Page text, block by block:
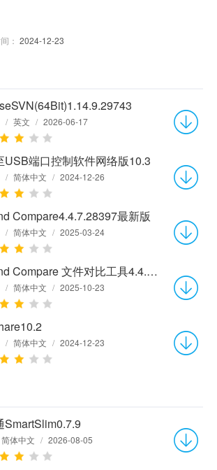
： 2024-12-23
/ 英文 / 2026-06-17
USB端口控制软件网络版10.3
/ 简体中文 / 2024-12-26
Compare4.4.7.28397最新版
/ 简体中文 / 2025-03-24
Beyond Compare 文件对比工具4.4.7.28397最新版
/ 简体中文 / 2025-10-23
/ 简体中文 / 2024-12-23
SmartSlim0.7.9
简体中文 / 2026-08-05